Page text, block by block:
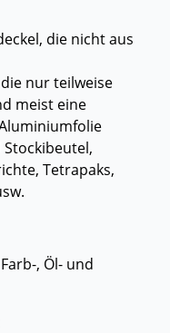
die nicht aus
nur teilweise
meist eine
Tetrapaks,
, Öl- und